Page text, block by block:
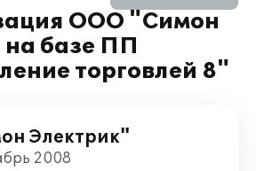
ООО "Симон
базе ПП
торговлей 8"
Электрик"
2008